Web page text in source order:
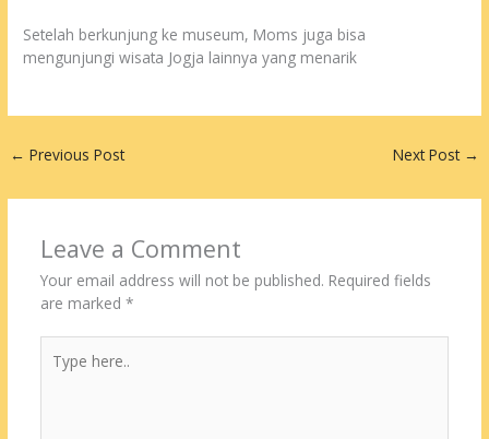
Setelah berkunjung ke museum, Moms juga bisa
mengunjungi wisata Jogja lainnya yang menarik
← Previous Post Next Post →
Leave a Comment
Your email address will not be published. Required fields
are marked *
here..